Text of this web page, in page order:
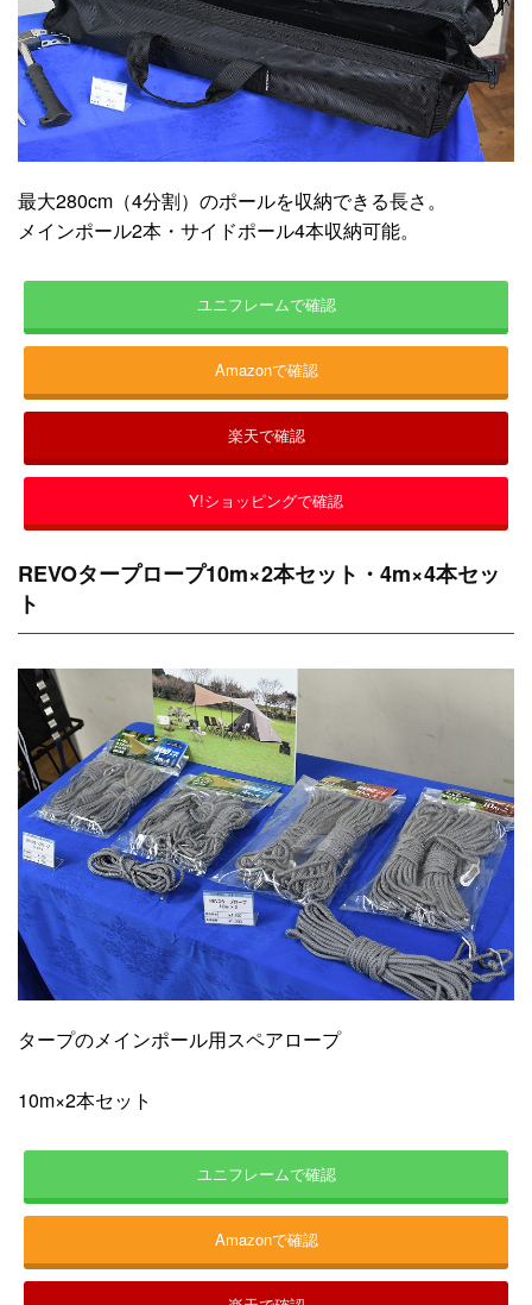
最大280cm（4分割）のポールを収納できる長さ。
メインポール2本・サイドポール4本収納可能。
ユニフレームで確認
Amazonで確認
楽天で確認
Y!ショッピングで確認
REVOタープロープ10m×2本セット・4m×4本セッ
ト
タープのメインポール用スペアロープ
10m×2本セット
ユニフレームで確認
Amazonで確認